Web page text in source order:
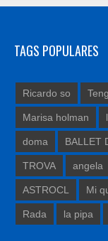
TAGS POPULARES
Ricardo so
Marisa holman
doma BALLET
TROVA angela
ASTROCL Mi
Rada la pipa